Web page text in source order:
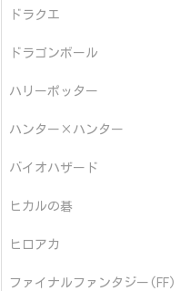
ドラクエ
ドラゴンボール
ハリーポッター
ハンター×ハンター
バイオハザード
ヒカルの碁
ヒロアカ
ファイナルファンタジー(FF)